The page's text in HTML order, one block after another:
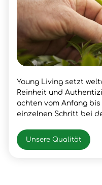
Young Living setzt
Reinheit und
achten vom Anfang
einzelnen Schritt bei
Unsere Qualität